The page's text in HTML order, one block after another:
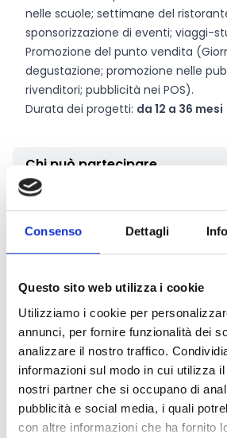
Consenso Dettagli
Questo sito web utilizza i cookie
Utilizziamo i cookie per
annunci, per fornire funzionalità dei
analizzare il nostro traffico.
informazioni sul modo in cui utilizza
nostri partner che si occupano di
pubblicità e social media, i quali
con altre informazioni che ha fornito
nelle scuole; settimane del
sponsorizzazione di eventi; viaggi-
Promozione del punto vendita
degustazione; promozione nelle
rivenditori; pubblicità nei POS).
Durata dei progetti: da 12 a 36 mesi
Chi può partecipare
Possono partecipare al bando enti
dell’UE (inclusi i Paesi e i territori
siano:
rappresentative del settore o dei
nello Stato membro, e in particolare
interprofessionali e i gruppi definiti,
rappresentativi della
organizzazioni professionali o
dell'Unione rappresentative del
interessati a livello dell'Unione;
organizzazioni di produttori o le